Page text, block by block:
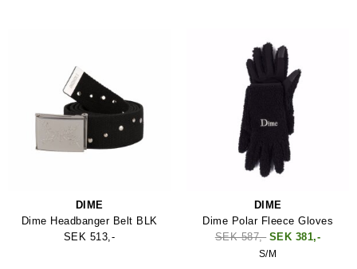
DIME
Dime Headbanger Belt BLK
SEK 513,-
DIME
Dime Polar Fleece Gloves
SEK 587,- SEK 381,-
S/M